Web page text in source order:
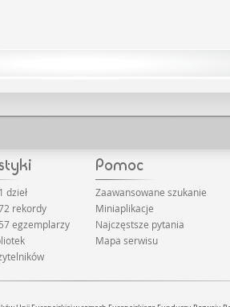
dzieł
rekordy
egzemplarzy
Zaawansowane szukanie
Miniaplikacje
Najczęstsze pytania
Mapa serwisu